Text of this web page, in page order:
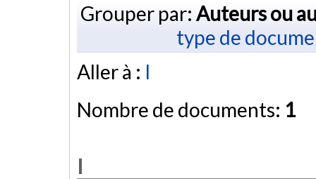
Grouper par: Auteurs ou
type de
Aller à : I
Nombre de documents: 1
I